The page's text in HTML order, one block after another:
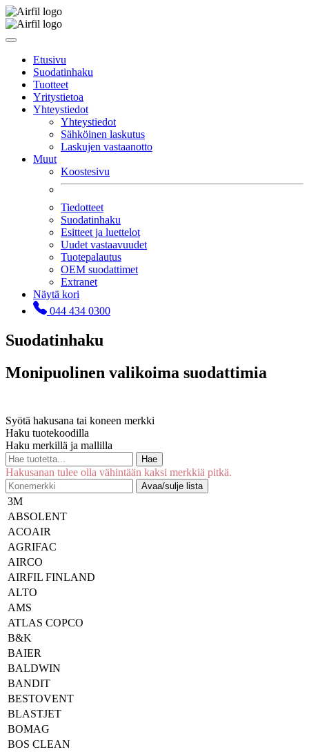
Etusivu
Suodatinhaku
Tuotteet
Yritystietoa
Yhteystiedot
Yhteystiedot
Sähköinen laskutus
Laskujen vastaanotto
Muut
Koostesivu
Tiedotteet
Suodatinhaku
Esitteet ja luettelot
Uudet vastaavuudet
Tuotepalautus
OEM suodattimet
Extranet
Näytä kori
044 434 0300
Suodatinhaku
Monipuolinen valikoima suodattimia
Syötä hakusana tai koneen merkki
Haku tuotekoodilla
Haku merkillä ja mallilla
Hae
Hakusanan tulee olla vähintään kaksi merkkiä pitkä.
Avaa/sulje lista
3M
ABSOLENT
ACOAIR
AGRIFAC
AIRCO
AIRFIL FINLAND
ALTO
AMS
ATLAS COPCO
B&K
BAIER
BALDWIN
BANDIT
BESTOVENT
BLASTJET
BOMAG
BOS CLEAN